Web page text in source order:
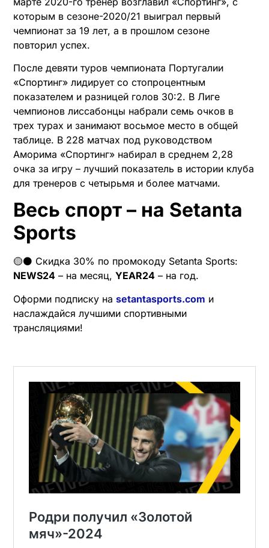
которым в сезоне-2020/21 выиграл первый
чемпионат за 19 лет, а в прошлом сезоне
повторил успех.
После девяти туров чемпионата Португалии
«Спортинг» лидирует со стопроцентным
показателем и разницей голов 30:2. В Лиге
чемпионов лиссабонцы набрали семь очков в
трех турах и занимают восьмое место в общей
таблице. В 228 матчах под руководством
Аморима «Спортинг» набирал в среднем 2,28
очка за игру – лучший показатель в истории клуба
для тренеров с четырьмя и более матчами.
Весь спорт – на Setanta
Sports
🟡⚫️ Скидка 30% по промокоду Setanta Sports:
NEWS24 – на месяц, YEAR24 – на год.
Оформи подписку на setantasports.com и
наслаждайся лучшими спортивными
трансляциями!